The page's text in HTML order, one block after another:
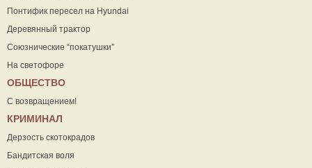
Понтифик пересел на Hyundai
Деревянный трактор
Союзнические “покатушки”
На светофоре
ОБЩЕСТВО
С возвращением!
КРИМИНАЛ
Дерзость скотокрадов
Бандитская воля